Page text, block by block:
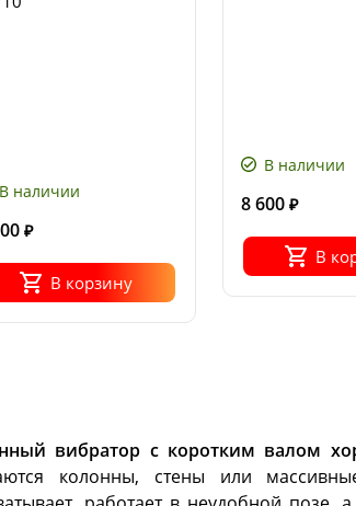
В наличии
₽
В корзину
В наличии
8 600 ₽
В
вибратор с коротким валом
колонны, стены или